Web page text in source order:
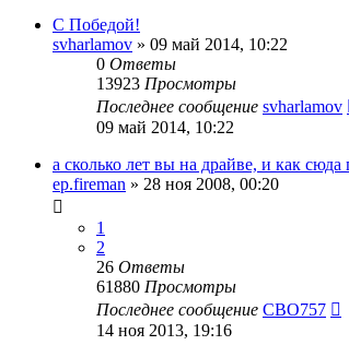
С Победой!
svharlamov » 09 май 2014, 10:22
0 Ответы
13923 Просмотры
Последнее сообщение svharlamov
09 май 2014, 10:22
а сколько лет вы на драйве, и как сюда
ep.fireman » 28 ноя 2008, 00:20
1
2
26 Ответы
61880 Просмотры
Последнее сообщение CBO757
14 ноя 2013, 19:16